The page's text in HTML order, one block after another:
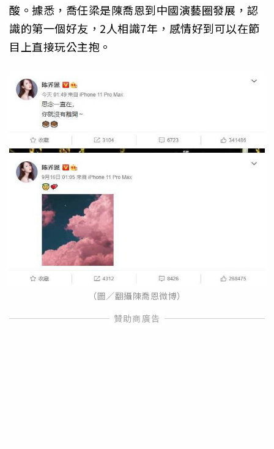
酸。據悉，喬任梁是陳喬恩到中國演藝圈發展，認
識的第一個好友，2人相識7年，感情好到可以在節
目上直接玩公主抱。
（圖／翻攝陳喬恩微博）